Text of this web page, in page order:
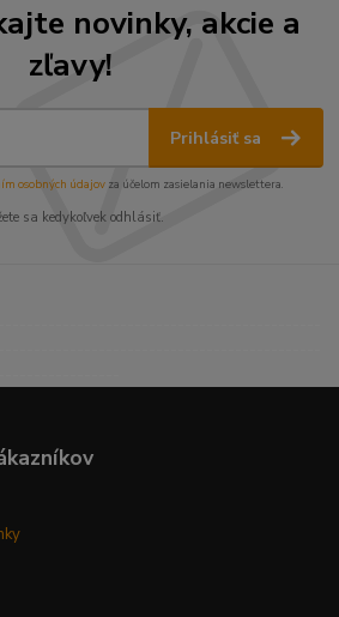
novinky, akcie a
zľavy!
Prihlásiť sa
osobných údajov za účelom zasielania newslettera.
sa kedykoľvek odhlásiť.